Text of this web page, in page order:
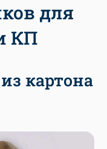
для
КП
картона